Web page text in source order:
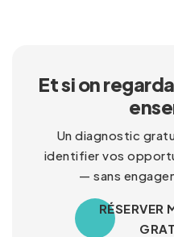
Et si on
Un diagnostic
identifier vos
— sans
RÉSERVER